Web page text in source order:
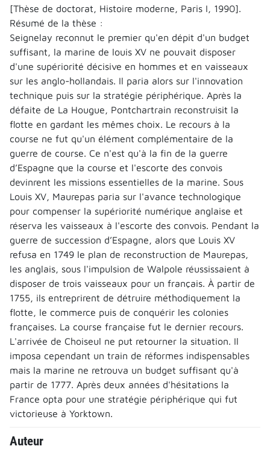
[Thèse de doctorat, Histoire moderne, Paris I, 1990].
Résumé de la thèse :
Seignelay reconnut le premier qu'en dépit d'un budget
suffisant, la marine de louis XV ne pouvait disposer
d'une supériorité décisive en hommes et en vaisseaux
sur les anglo-hollandais. Il paria alors sur l'innovation
technique puis sur la stratégie périphérique. Après la
défaite de La Hougue, Pontchartrain reconstruisit la
flotte en gardant les mêmes choix. Le recours à la
course ne fut qu'un élément complémentaire de la
guerre de course. Ce n'est qu'à la fin de la guerre
d’Espagne que la course et l'escorte des convois
devinrent les missions essentielles de la marine. Sous
Louis XV, Maurepas paria sur l'avance technologique
pour compenser la supériorité numérique anglaise et
réserva les vaisseaux à l'escorte des convois. Pendant la
guerre de succession d’Espagne, alors que Louis XV
refusa en 1749 le plan de reconstruction de Maurepas,
les anglais, sous l'impulsion de Walpole réussissaient à
disposer de trois vaisseaux pour un français. À partir de
1755, ils entreprirent de détruire méthodiquement la
flotte, le commerce puis de conquérir les colonies
françaises. La course française fut le dernier recours.
L'arrivée de Choiseul ne put retourner la situation. Il
imposa cependant un train de réformes indispensables
mais la marine ne retrouva un budget suffisant qu'à
partir de 1777. Après deux années d'hésitations la
France opta pour une stratégie périphérique qui fut
victorieuse à Yorktown.
Auteur